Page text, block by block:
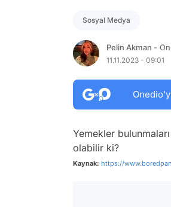
Sosyal Medya
Pelin Akman -
11.11.2023 - 09:01
Yemekler
olabilir ki?
Kaynak: https://